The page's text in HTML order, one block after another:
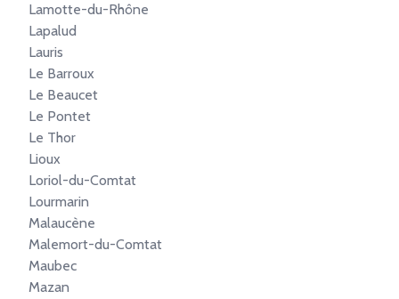
Lamotte-du-Rhône
Lapalud
Lauris
Le Barroux
Le Beaucet
Le Pontet
Le Thor
Lioux
Loriol-du-Comtat
Lourmarin
Malaucène
Malemort-du-Comtat
Maubec
Mazan